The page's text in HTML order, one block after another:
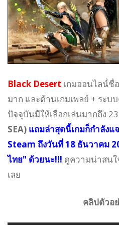
Black Desert เกมออนไลน์่ชื่
มาก และด้านเกมเพลย์ + ระบ
ปัจจุบันมีให้เลือกเล่นมากถึง
SEA) แถมล่าสุดนี้เกมก็กำลังแ
Steam ถึงวันที่ 18 ธันวาคม
ไทย" ด้วยนะ!!! ดูความน่าสนใ
เลย
คลิปตัวอ